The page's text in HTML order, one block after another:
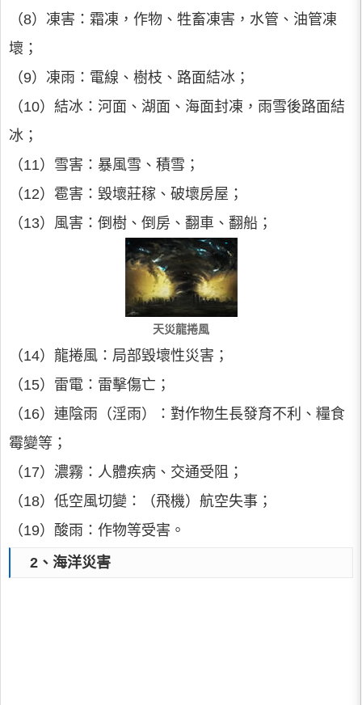
（8）凍害：霜凍，作物、牲畜凍害，水管、油管凍
壞；
（9）凍雨：電線、樹枝、路面結冰；
（10）結冰：河面、湖面、海面封凍，雨雪後路面結
冰；
（11）雪害：暴風雪、積雪；
（12）雹害：毀壞莊稼、破壞房屋；
（13）風害：倒樹、倒房、翻車、翻船；
天災龍捲風
（14）龍捲風：局部毀壞性災害；
（15）雷電：雷擊傷亡；
（16）連陰雨（淫雨）：對作物生長發育不利、糧食
霉變等；
（17）濃霧：人體疾病、交通受阻；
（18）低空風切變：（飛機）航空失事；
（19）酸雨：作物等受害。
2、海洋災害